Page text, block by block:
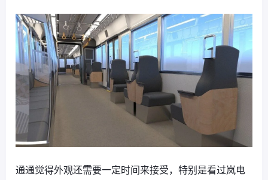
通通觉得外观还需要一定时间来接受，特别是看过岚电